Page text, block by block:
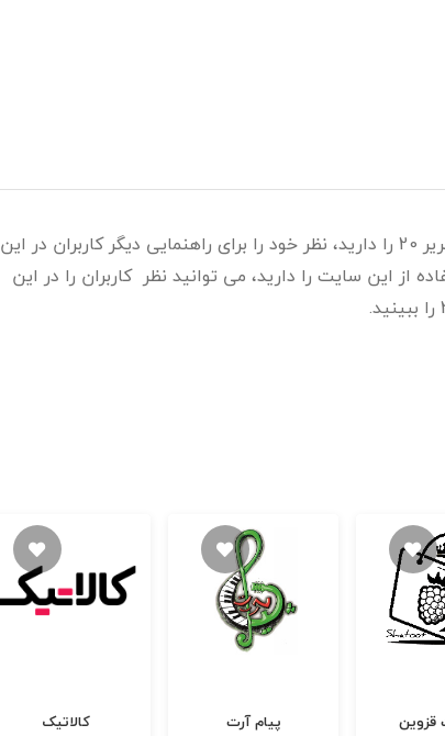
اگر تجربه استفاده از خدمات سایت تحریر 20 را دارید، نظر خود را برای راهنمایی دیگر کاربران در این
این سایت را دارید، می توانید نظر کاربران را در این
کالاتیک پیام آرت قزوین